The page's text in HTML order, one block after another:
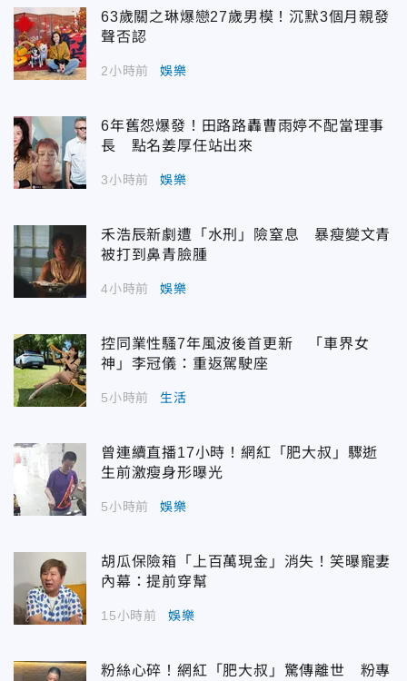
63歲關之琳爆戀27歲男模！沉默3個月親發
聲否認
2小時前 娛樂
6年舊怨爆發！田路路轟曹雨婷不配當理事
長 點名姜厚任站出來
3小時前 娛樂
禾浩辰新劇遭「水刑」險窒息 暴瘦變文青
被打到鼻青臉腫
4小時前 娛樂
控同業性騷7年風波後首更新 「車界女
神」李冠儀：重返駕駛座
5小時前 生活
曾連續直播17小時！網紅「肥大叔」驟逝
生前激瘦身形曝光
5小時前 娛樂
胡瓜保險箱「上百萬現金」消失！笑曝寵妻
內幕：提前穿幫
15小時前 娛樂
粉絲心碎！網紅「肥大叔」驚傳離世 粉專